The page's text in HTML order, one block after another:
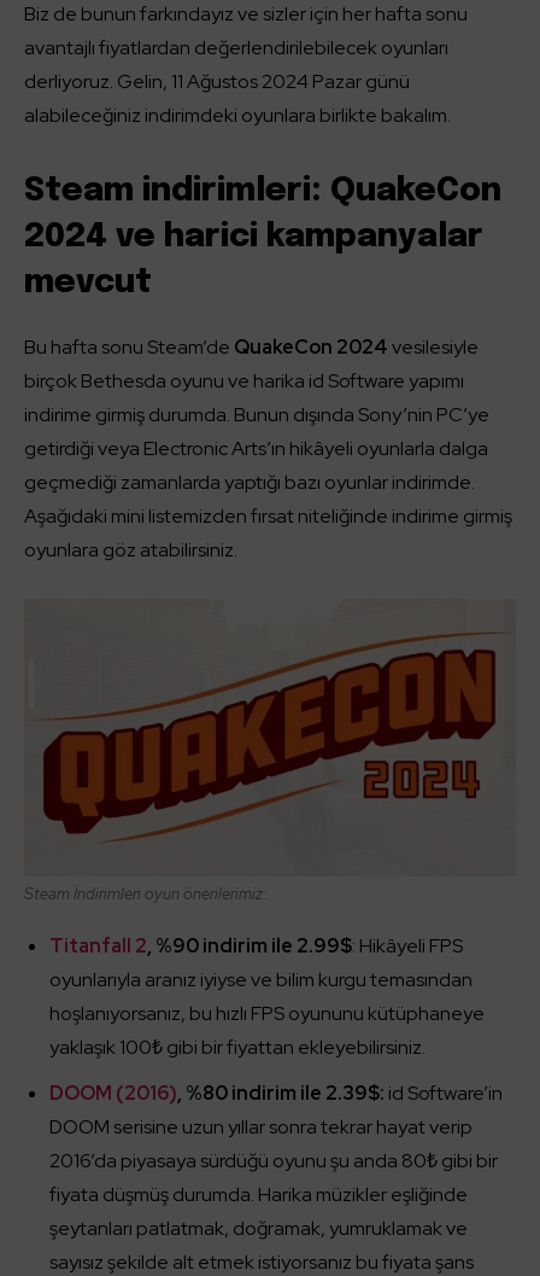
Biz de bunun farkındayız ve sizler için her hafta sonu
avantajlı fiyatlardan değerlendirilebilecek oyunları
derliyoruz. Gelin, 11 Ağustos 2024 Pazar günü
alabileceğiniz indirimdeki oyunlara birlikte bakalım.
Steam indirimleri: QuakeCon
2024 ve harici kampanyalar
mevcut
Bu hafta sonu Steam’de QuakeCon 2024vesilesiyle
birçok Bethesda oyunu ve harika id Software yapımı
indirime girmiş durumda. Bunun dışında Sony’nin PC’ye
getirdiği veya Electronic Arts’ın hikâyeli oyunlarla dalga
geçmediği zamanlarda yaptığı bazı oyunlar indirimde.
Aşağıdaki mini listemizden fırsat niteliğinde indirime girmiş
oyunlara göz atabilirsiniz.
Steam İndirimleri oyun önerilerimiz:
Titanfall 2, %90 indirim ile 2.99$: Hikâyeli FPS
oyunlarıyla aranız iyiyse ve bilim kurgu temasından
hoşlanıyorsanız, bu hızlı FPS oyununu kütüphaneye
yaklaşık 100₺ gibi bir fiyattan ekleyebilirsiniz.
DOOM (2016), %80 indirim ile 2.39$: id Software’in
DOOM serisine uzun yıllar sonra tekrar hayat verip
2016’da piyasaya sürdüğü oyunu şu anda 80₺ gibi bir
fiyata düşmüş durumda. Harika müzikler eşliğinde
şeytanları patlatmak, doğramak, yumruklamak ve
sayısız şekilde alt etmek istiyorsanız bu fiyata şans